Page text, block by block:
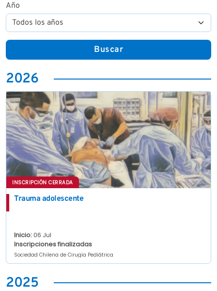
Año
Buscar
2026
INSCRIPCIÓN CERRADA
Trauma adolescente
Inicio:06 Jul
Inscripciones finalizadas
Sociedad Chilena de Cirugía Pediátrica
2025